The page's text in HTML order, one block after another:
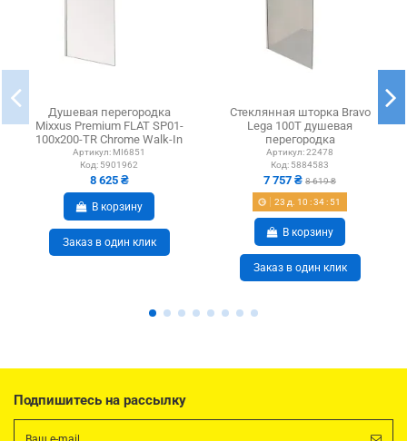
Душевая перегородка
Mixxus Premium FLAT SP01-
100x200-TR Chrome Walk-In
MI6851, 100x200 см
Артикул: MI6851
Код: 5901962
8 625 ₴
В корзину
Заказ в один клик
Стеклянная шторка Bravo
Lega 100T душевая
перегородка
Артикул:22478
Код: 5884583
7 757 ₴ 8 619 ₴
23 д. 10 :34: 51
В корзину
Заказ в один клик
Подпишитесь на рассылку